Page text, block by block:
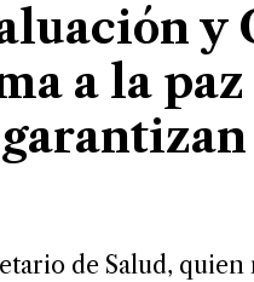
y
a la
de Salud,